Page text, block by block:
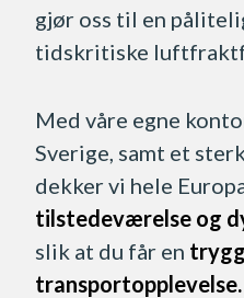
gjør oss til en
tidskritiske
Med våre egne
Sverige, samt et
dekker vi hele
tilstedeværelse og
slik at du får en
transportopplevelse.